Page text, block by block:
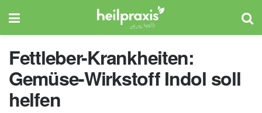
Fettleber-Krankheiten:
Gemüse-Wirkstoff Indol soll
helfen